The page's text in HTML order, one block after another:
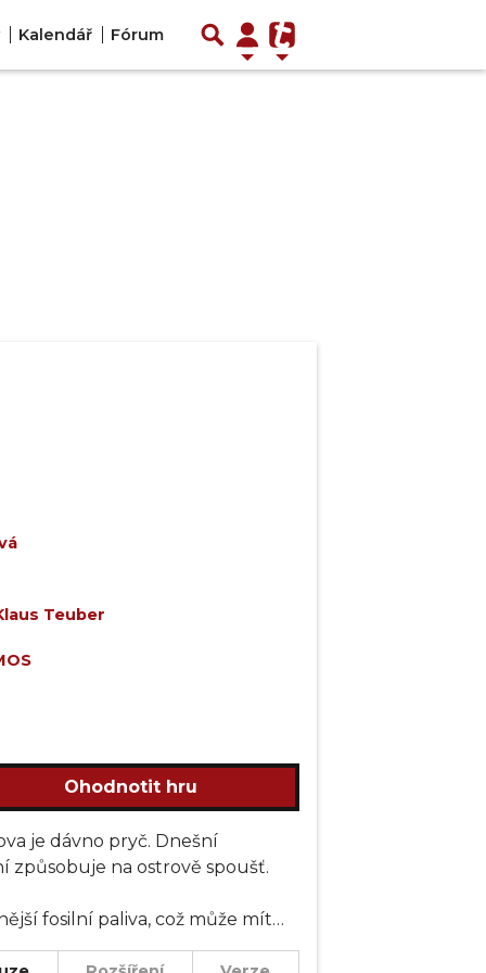
Kalendář Fórum
Teuber
Ohodnotit hru
je dávno pryč. Dnešní
způsobuje na ostrově spoušť.
fosilní paliva, což může mít